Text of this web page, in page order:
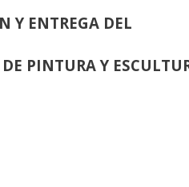
Y ENTREGA DEL
PINTURA Y